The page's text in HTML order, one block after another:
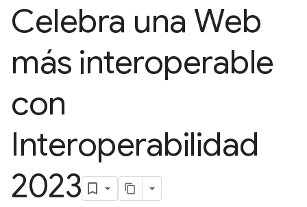
Celebra una Web
más interoperable
con
Interoperabilidad
2023